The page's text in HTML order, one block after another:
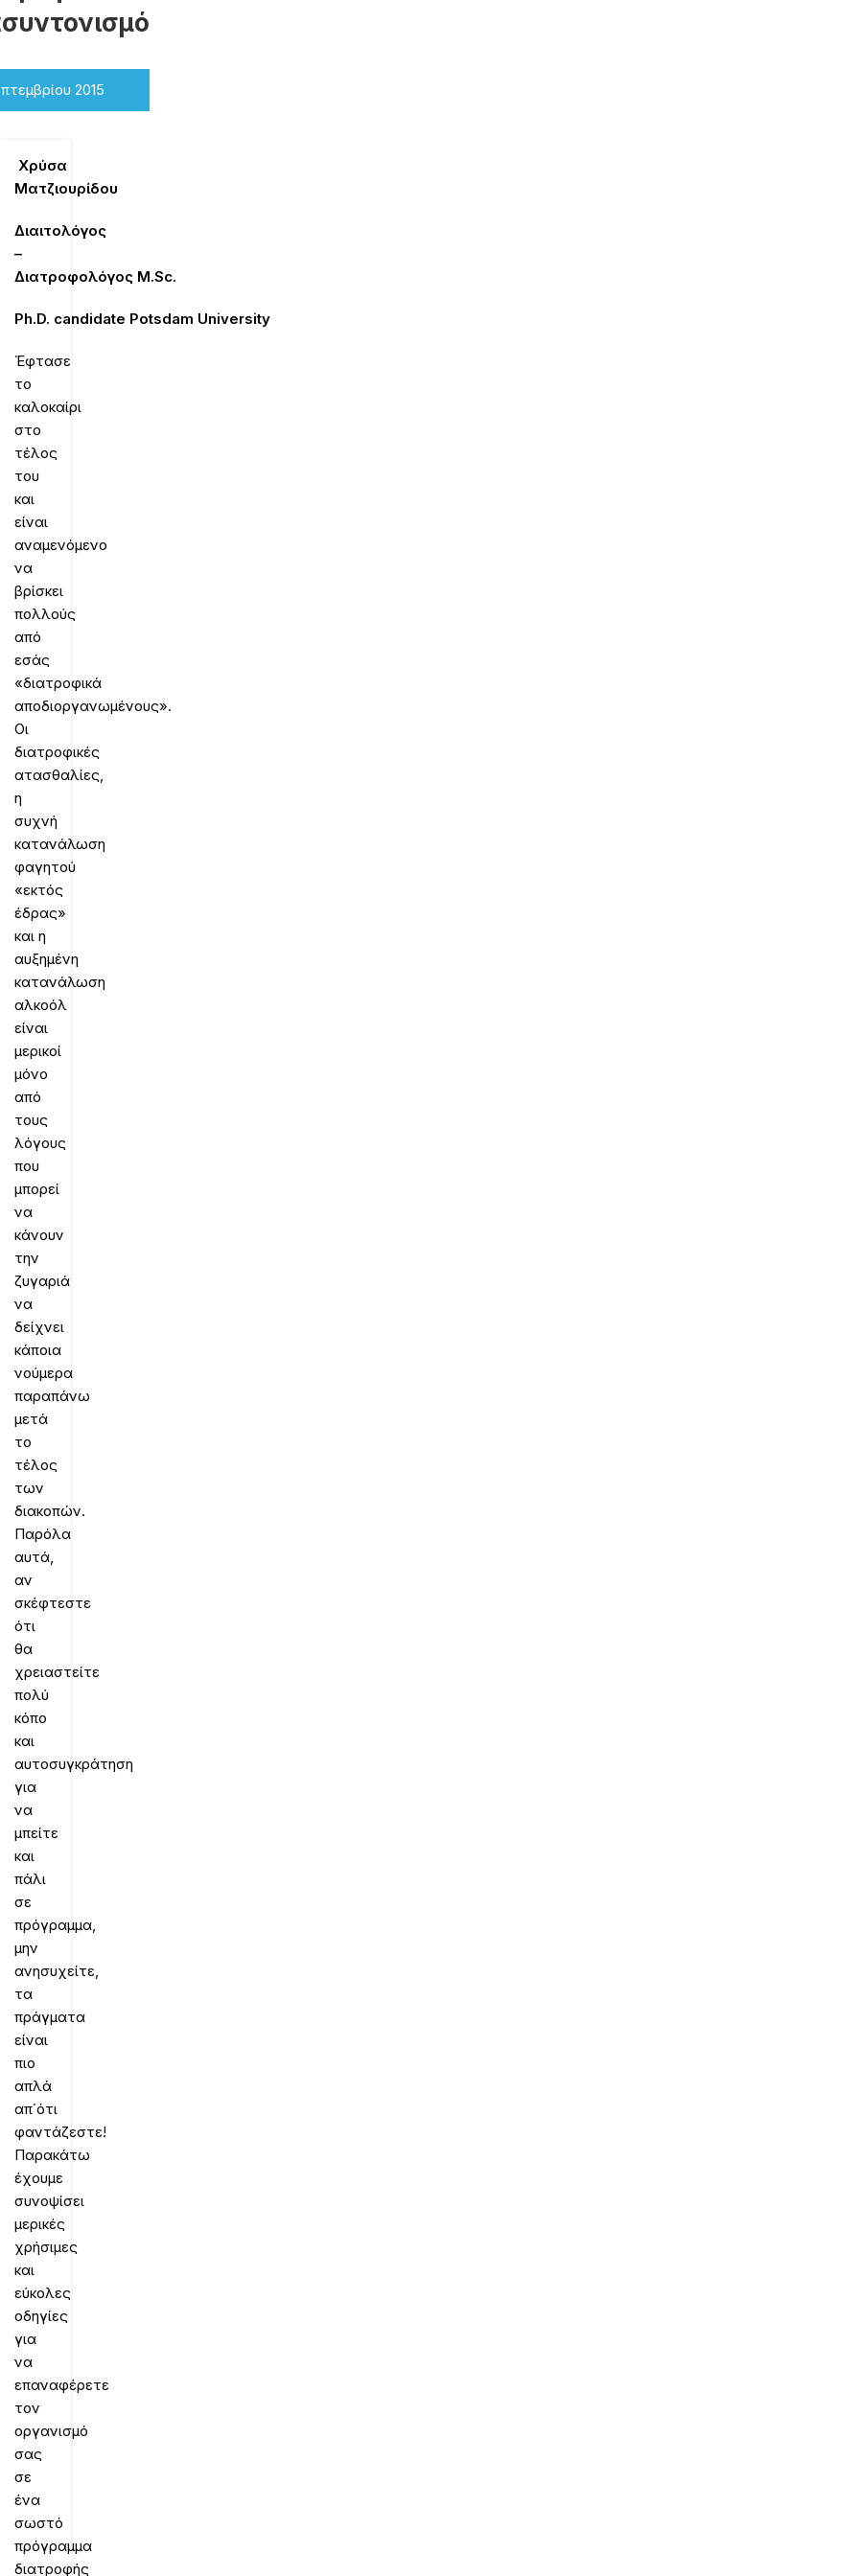
2015
Χρύσα
Ματζιουρίδου
Διαιτολόγος
–
Διατροφολόγος M.Sc.
Ph.D. candidate Potsdam University
Έφτασε
το
καλοκαίρι
στο
τέλος
του
και
είναι
αναμενόμενο
να
βρίσκει
πολλούς
από
εσάς
«διατροφικά
αποδιοργανωμένους».
Οι
διατροφικές
ατασθαλίες,
η
συχνή
κατανάλωση
φαγητού
«εκτός
έδρας»
και η
αυξημένη
κατανάλωση
αλκοόλ
είναι
μερικοί
μόνο
από
τους
λόγους
που
μπορεί
να
κάνουν
την
ζυγαριά
να
δείχνει
κάποια
νούμερα
παραπάνω
μετά
το
τέλος
των
διακοπών.
Παρόλα
αυτά,
αν
σκέφτεστε
ότι
θα
χρειαστείτε
πολύ
κόπο
και
αυτοσυγκράτηση
για
να
μπείτε
και
πάλι
σε
πρόγραμμα,
μην
ανησυχείτε,
τα
πράγματα
είναι
πιο
απλά
απ΄ότι
φαντάζεστε!
Παρακάτω
έχουμε
συνοψίσει
μερικές
χρήσιμες
και
εύκολες
οδηγίες
για
να
επαναφέρετε
τον
οργανισμό
σας
σε
ένα
σωστό
πρόγραμμα
διατροφής